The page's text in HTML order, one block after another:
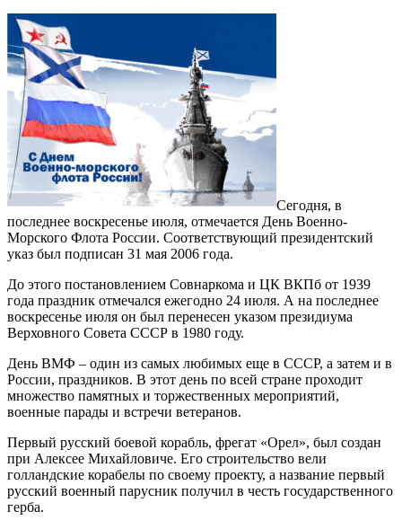
Сегодня, в
последнее воскресенье июля, отмечается День Военно-
Морского Флота России. Соответствующий президентский
указ был подписан 31 мая 2006 года.
До этого постановлением Совнаркома и ЦК ВКПб от 1939
года праздник отмечался ежегодно 24 июля. А на последнее
воскресенье июля он был перенесен указом президиума
Верховного Совета СССР в 1980 году.
День ВМФ – один из самых любимых еще в СССР, а затем и в
России, праздников. В этот день по всей стране проходит
множество памятных и торжественных мероприятий,
военные парады и встречи ветеранов.
Первый русский боевой корабль, фрегат «Орел», был создан
при Алексее Михайловиче. Его строительство вели
голландские корабелы по своему проекту, а название первый
русский военный парусник получил в честь государственного
герба.